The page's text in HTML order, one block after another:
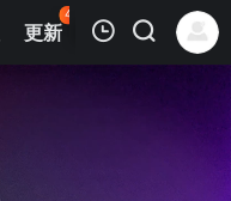
更新
44
热榜 APP